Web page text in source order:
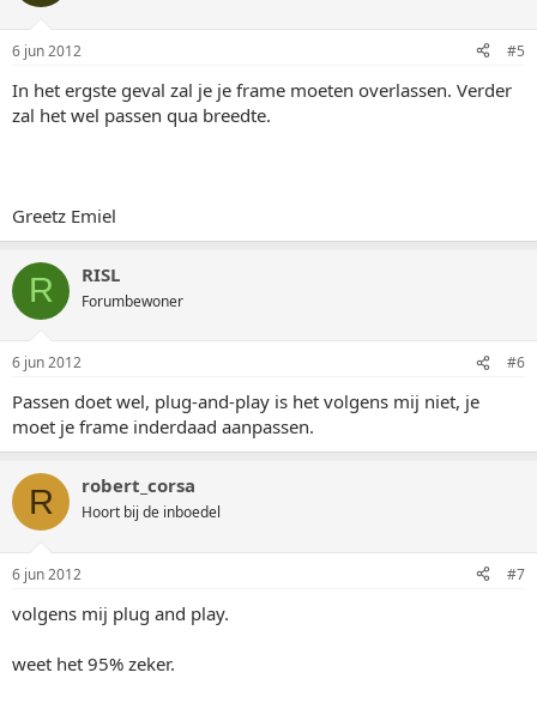
6 jun 2012 #5
In het ergste geval zal je je frame moeten overlassen. Verder
zal het wel passen qua breedte.
Greetz Emiel
R RISL
Forumbewoner
6 jun 2012 #6
Passen doet wel, plug-and-play is het volgens mij niet, je
moet je frame inderdaad aanpassen.
R robert_corsa
Hoort bij de inboedel
6 jun 2012 #7
volgens mij plug and play.
weet het 95% zeker.